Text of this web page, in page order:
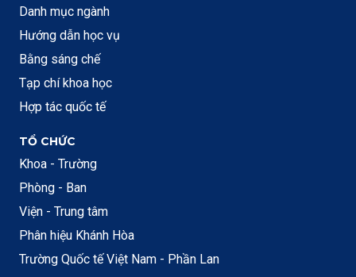
Danh mục ngành
Hướng dẫn học vụ
Bằng sáng chế
Tạp chí khoa học
Hợp tác quốc tế
TỔ CHỨC
Khoa - Trường
Phòng - Ban
Viện - Trung tâm
Phân hiệu Khánh Hòa
Trường Quốc tế Việt Nam - Phần Lan